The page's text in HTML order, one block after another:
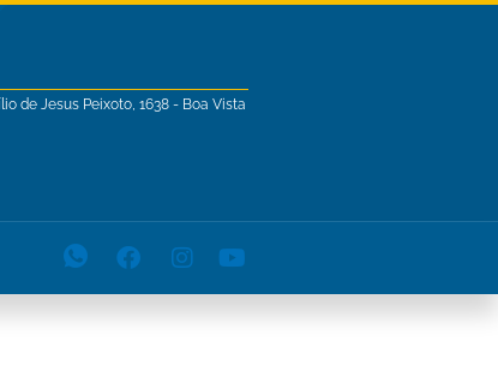
de Jesus Peixoto, 1638 - Boa Vista